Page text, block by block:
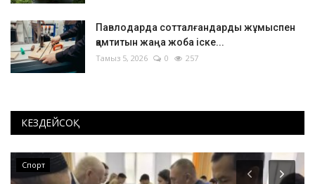
Павлодарда сотталғандарды жұмыспен
қамтитын жаңа жоба іске...
Тамыз 5, 2026 0 257
КЕЗДЕЙСОҚ
Спорт